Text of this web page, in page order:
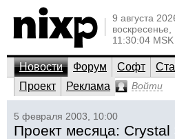
9 августа
воскресенье,
11:30:04 MSK
Новости Форум Софт
Проект
Реклама Войти
5 февраля 2003, 10:00
Проект месяца: Crystal